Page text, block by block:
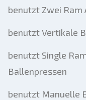
benutzt Zwei Ram
benutzt Vertikale
benutzt Single
Ballenpressen
benutzt Manuelle